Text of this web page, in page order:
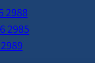
2988
2985